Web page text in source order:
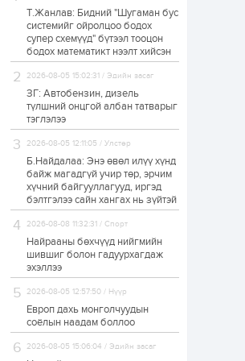
Б.Хулан дэлхийн
аварга боллоо
1 өдөр 0
Р.Даваадорж: Энэ
намрын экспортын
юм
1 өдөр 0 2
Автомашины улсын
дугаар сондгой
тоогоор төгссөн бол
өнөөдөр шатахуун
1 өдөр 0
тулгамдаж буй
асуудлуудыг долоо
хоног бүр Засгийн
газрын...
Т.Жанлав: Бидний "Шугаман бус
системийг ойролцоо бодох
супер схемүүд" бүтээл тооцон
бодох математикт нээлт хийсэн
2026-08-05 15:02:31 / Эдийн засаг
ЗГ: Автобензин, дизель
түлшний онцгой албан татварыг
тэглэлээ
2026-08-05 12:11:05 / Улстөр
Б.Найдалаа: Энэ өвөл илүү хүнд
байж магадгүй учир төр, эрчим
хүчний байгууллагууд, иргэд
бэлтгэлээ сайн хангах нь зүйтэй
2026-08-08 11:32:31 / Спорт
Найрааны бөхчүүд нийгмийн
шившиг болон гадуурхагдаж
эхэллээ
2026-08-05 12:57:50 / Нүүр
Европ дахь монголчуудын
соёлын наадам боллоо
2026-08-05 15:06:04 / Эдийн засаг